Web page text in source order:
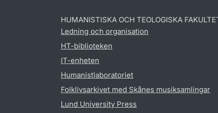
HUMANISTISKA OCH TEOLOGISKA
Ledning och organisation
HT-biblioteken
IT-enheten
Humanistlaboratoriet
Folklivsarkivet med Skånes musiksamlingar
Lund University Press